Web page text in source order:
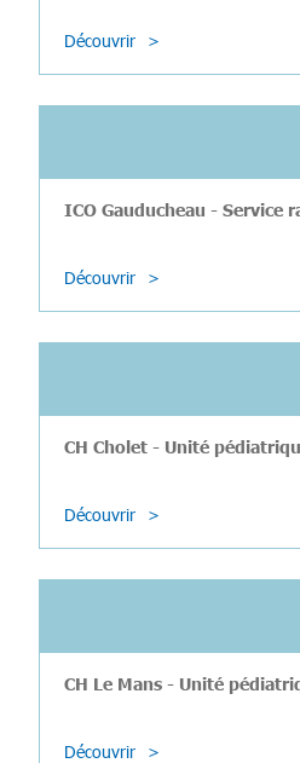
Découvrir
ICO Gauducheau - Service
Découvrir
CH Cholet - Unité
Découvrir
CH Le Mans - Unité
Découvrir